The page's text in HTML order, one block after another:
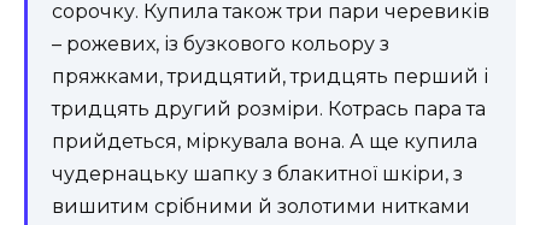
сорочку. Купила також три пари черевиків
– рожевих, із бузкового кольору з
пряжками, тридцятий, тридцять перший і
тридцять другий розміри. Котрась пара та
прийдеться, міркувала вона. А ще купила
чудернацьку шапку з блакитної шкіри, з
вишитим срібними й золотими нитками